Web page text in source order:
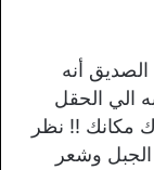
أنه
الي الحقل
مكانك !! نظر
وشعر